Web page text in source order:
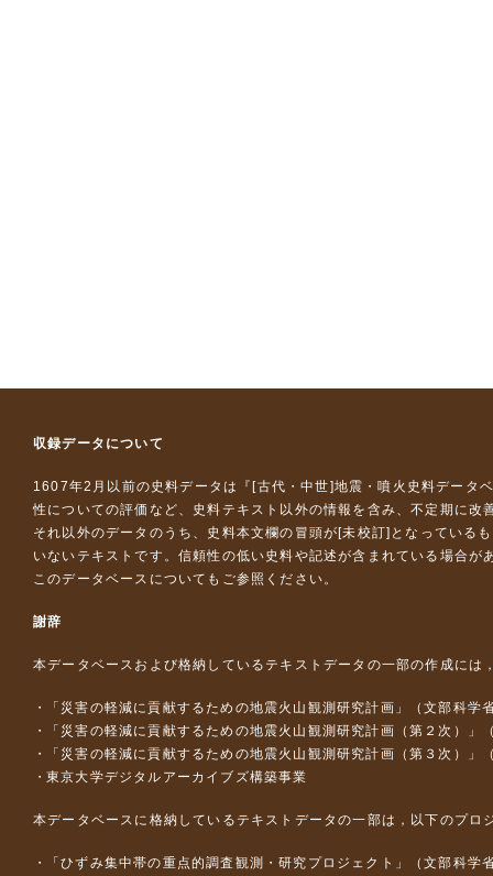
収録データについて
1607年2月以前の史料データは『 [古代・中世]地震・噴火史料データ
性についての評価など、史料テキスト以外の情報を含み、不定期に改
それ以外のデータのうち、史料本文欄の冒頭が[未校訂]となっている
いないテキストです。信頼性の低い史料や記述が含まれている場合が
このデータベースについて もご参照ください。
謝辞
本データベースおよび格納しているテキストデータの一部の作成には
「災害の軽減に貢献するための地震火山観測研究計画」（文部科学
「災害の軽減に貢献するための地震火山観測研究計画（第２次）」
「災害の軽減に貢献するための地震火山観測研究計画（第３次）」
東京大学デジタルアーカイブズ構築事業
本データベースに格納しているテキストデータの一部は，以下のプロ
「ひずみ集中帯の重点的調査観測・研究プロジェクト」（文部科